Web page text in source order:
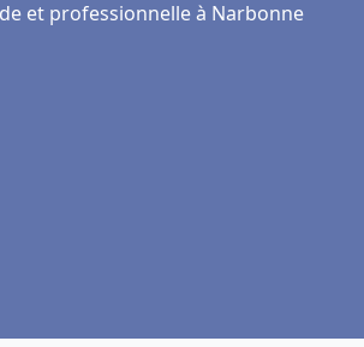
et professionnelle à Narbonne